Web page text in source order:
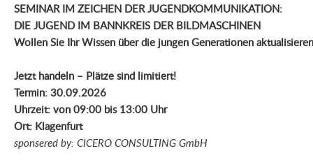
SEMINAR IM ZEICHEN DER JUGENDKOMMUNIKATION:
DIE JUGEND IM BANNKREIS DER BILDMASCHINEN
Wollen Sie Ihr Wissen über die jungen Generationen
Jetzt handeln – Plätze sind limitiert!
Termin: 30.09.2026
Uhrzeit: von 09:00 bis 13:00 Uhr
Ort: Klagenfurt
sponsered by: CICERO CONSULTING GmbH